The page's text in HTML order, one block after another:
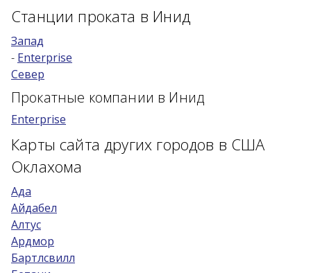
Возраст 25-70 лет?
Купон/промо
Станции проката в Инид
Запад
- Enterprise
Север
Прокатные компании в Инид
Enterprise
Карты сайта других городов в США
Оклахома
Ада
Айдабел
Алтус
Ардмор
Бартлсвилл